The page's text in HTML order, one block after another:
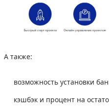
А также:
возможность установки
кэшбэк и процент на